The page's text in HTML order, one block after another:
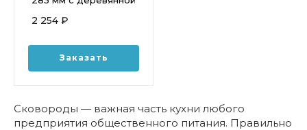
2 254 ₽
Заказать
Сковороды — важная часть кухни любого
предприятия общественного питания. Правильно